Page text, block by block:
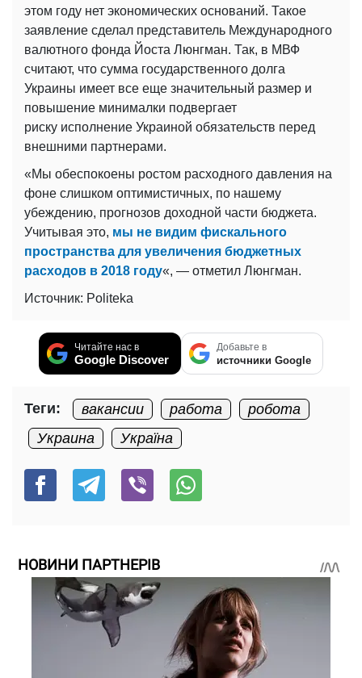
этом году нет экономических оснований. Такое
заявление сделал представитель Международного
валютного фонда Йоста Люнгман. Так, в МВФ
считают, что сумма государственного долга
Украины имеет все еще значительный размер и
повышение минималки подвергает
риску исполнение Украиной обязательств перед
внешними партнерами.
«Мы обеспокоены ростом расходного давления на
фоне слишком оптимистичных, по нашему
убеждению, прогнозов доходной части бюджета.
Учитывая это, мы не видим фискального
пространства для увеличения бюджетных
расходов в 2018 году«, — отметил Люнгман.
Источник: Politeka
Читайте нас в
Google Discover
Добавьте в
источники Google
Теги: вакансии работа
робота
Украина
Україна
НОВИНИ ПАРТНЕРІВ